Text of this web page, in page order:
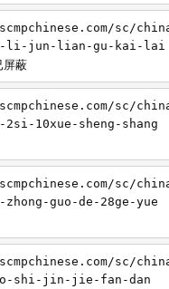
sc/
li-jun-lian-gu-kai-lai
屏蔽
sc/
10xue-sheng-shang
sc/
guo-de-28ge-yue
sc/
shi-jin-jie-fan-dan